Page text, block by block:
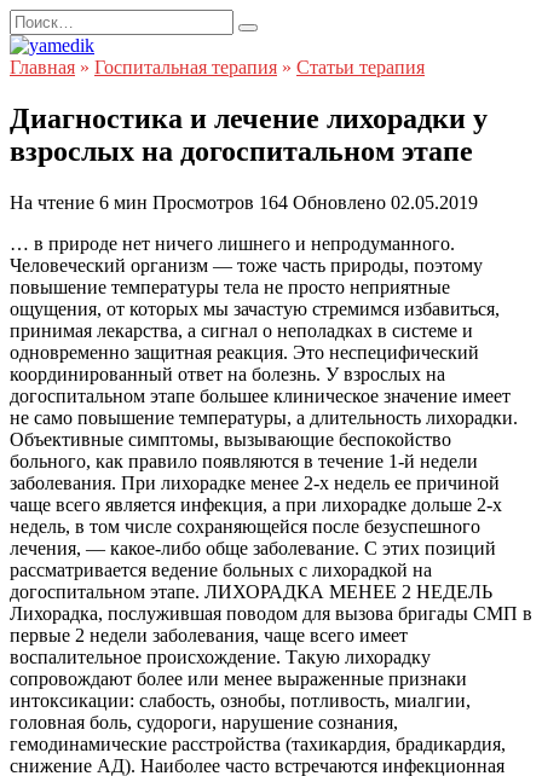
Перейти
к
содержанию
Search
for:
Главная » Госпитальная терапия » Статьи терапия
Диагностика и лечение лихорадки у
взрослых на догоспитальном этапе
На чтение 6 мин Просмотров 164 Обновлено 02.05.2019
… в природе нет ничего лишнего и непродуманного.
Человеческий организм — тоже часть природы, поэтому
повышение температуры тела не просто неприятные
ощущения, от которых мы зачастую стремимся избавиться,
принимая лекарства, а сигнал о неполадках в системе и
одновременно защитная реакция. Это неспецифический
координированный ответ на болезнь. У взрослых на
догоспитальном этапе большее клиническое значение имеет
не само повышение температуры, а длительность лихорадки.
Объективные симптомы, вызывающие беспокойство
больного, как правило появляются в течение 1-й недели
заболевания. При лихорадке менее 2-х недель ее причиной
чаще всего является инфекция, а при лихорадке дольше 2-х
недель, в том числе сохраняющейся после безуспешного
лечения, — какое-либо обще заболевание. С этих позиций
рассматривается ведение больных с лихорадкой на
догоспитальном этапе. ЛИХОРАДКА МЕНЕЕ 2 НЕДЕЛЬ
Лихорадка, послужившая поводом для вызова бригады СМП в
первые 2 недели заболевания, чаще всего имеет
воспалительное происхождение. Такую лихорадку
сопровождают более или менее выраженные признаки
интоксикации: слабость, ознобы, потливость, миалгии,
головная боль, судороги, нарушение сознания,
гемодинамические расстройства (тахикардия, брадикардия,
снижение АД). Наиболее часто встречаются инфекционная